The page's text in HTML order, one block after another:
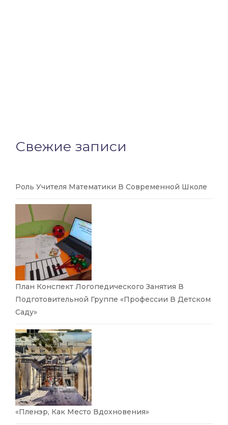
Свежие записи
Роль Учителя Математики В Современной Школе
План Конспект Логопедического Занятия В
Подготовительной Группе «Профессии В Детском
Саду»
«Пленэр, Как Место Вдохновения»